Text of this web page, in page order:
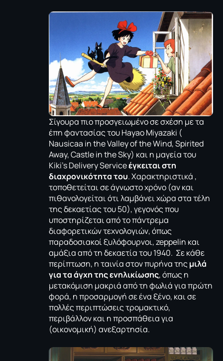
Σίγουρα πιο προσγειωμένο σε σχέση με τα
έπη φαντασίας του Hayao Miyazaki (
Nausicaa in the Valley of the Wind, Spirited
Away, Castle in the Sky) και η μαγεία του
Kiki’s Delivery Serviceέγκειται στη
διαχρονικότητα του. Χαρακτηριστικά ,
τοποθετείται σε άγνωστο χρόνο (αν και
πιθανολογείται ότι λαμβάνει χώρα στα τέλη
της δεκαετίας του 50), γεγονός που
υποστηρίζεται από το πάντρεμα
διαφορετικών τεχνολογιών, όπως
παραδοσιακοί ξυλόφουρνοι, zeppelin και
αμάξια από τη δεκαετία του 1940. Σε κάθε
περίπτωση, η ταινία στον πυρήνα τηςμιλά
για τα άγχη της ενηλικίωσης, όπως η
μετακόμιση μακριά από τη φωλιά για πρώτη
φορά, η προσαρμογή σε ένα ξένο, και σε
πολλές περιπτώσεις τρομακτικό,
περιβάλλον και η προσπάθεια για
(οικονομική) ανεξαρτησία.